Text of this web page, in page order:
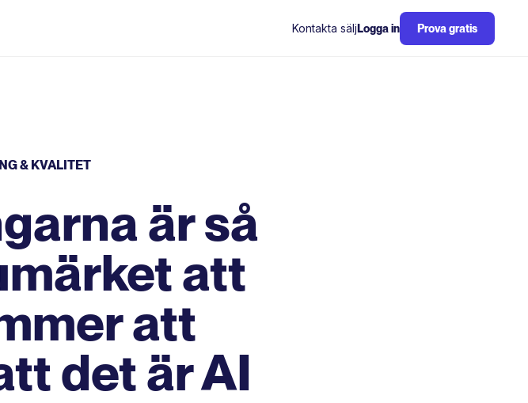
Kontakta sälj Logga in Prova gratis
& KVALITET
är så
att
att
det är AI